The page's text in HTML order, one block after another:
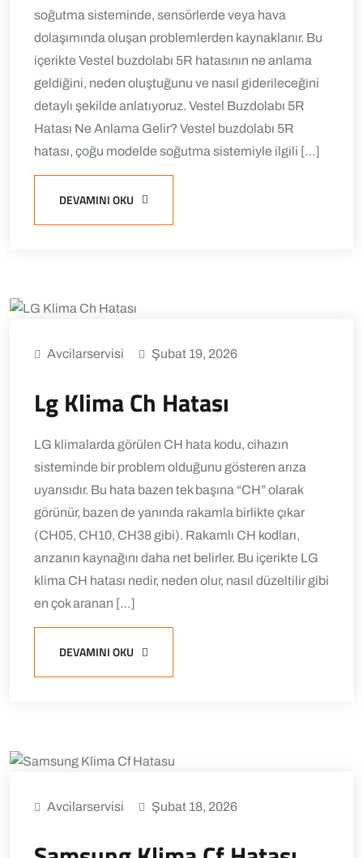
soğutma sisteminde, sensörlerde veya hava
dolaşımında oluşan problemlerden kaynaklanır. Bu
içerikte Vestel buzdolabı 5R hatasının ne anlama
geldiğini, neden oluştuğunu ve nasıl giderileceğini
detaylı şekilde anlatıyoruz. Vestel Buzdolabı 5R
Hatası Ne Anlama Gelir? Vestel buzdolabı 5R
hatası, çoğu modelde soğutma sistemiyle ilgili […]
DEVAMINI OKU
Avcilarservisi Şubat 19, 2026
Lg Klima Ch Hatası
LG klimalarda görülen CH hata kodu, cihazın
sisteminde bir problem olduğunu gösteren arıza
uyarısıdır. Bu hata bazen tek başına “CH” olarak
görünür, bazen de yanında rakamla birlikte çıkar
(CH05, CH10, CH38 gibi). Rakamlı CH kodları,
arızanın kaynağını daha net belirler. Bu içerikte LG
klima CH hatası nedir, neden olur, nasıl düzeltilir gibi
en çok aranan […]
DEVAMINI OKU
Avcilarservisi Şubat 18, 2026